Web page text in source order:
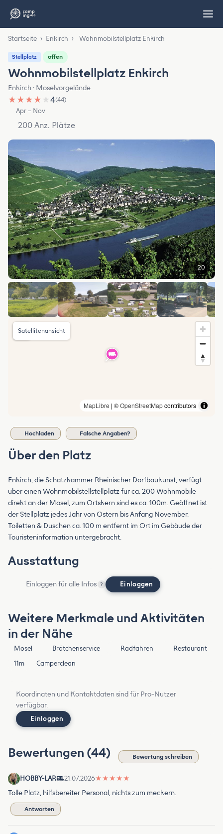
Startseite › Enkirch › Wohnmobilstellplatz Enkirch
Stellplatz offen
Wohnmobilstellplatz Enkirch
Enkirch · Moselvorgelände
★ ★ ★ ★ ★4(44)
Apr – Nov
200 Anz. Plätze
20
MapLibre | ©OpenStreetMapcontributors
Satellitenansicht
Hochladen Falsche Angaben?
Über den Platz
Enkirch, die Schatzkammer Rheinischer Dorfbaukunst, verfügt
über einen Wohnmobilstellstellplatz für ca. 200 Wohnmobile
direkt an der Mosel, zum Ortskern sind es ca. 100m. Geöffnet ist
der Stellplatz jedes Jahr von Ostern bis Anfang November.
Toiletten & Duschen ca. 100 m entfernt im Ort im Gebäude der
Touristeninformation untergebracht.
Ausstattung
Einloggen für alle Infos ? Einloggen
Weitere Merkmale und Aktivitäten
in der Nähe
Mosel Brötchenservice Radfahren
Restaurant
11m
Camperclean
Koordinaten und Kontaktdaten sind für Pro-Nutzer
verfügbar.
Einloggen
Bewertungen (44) Bewertung schreiben
HOBBY-LAR 21.07.2026★ ★ ★ ★ ★
Tolle Platz, hilfsbereiter Personal, nichts zum meckern.
Antworten